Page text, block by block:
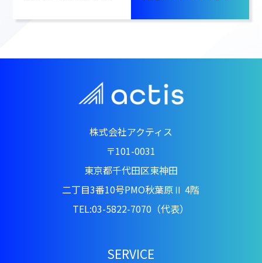
株式会社アクティス
〒101-0031
東京都千代田区東神田
二丁目3番10号PMO秋葉原Ⅱ 4階
TEL:03-5822-7070（代表）
SERVICE